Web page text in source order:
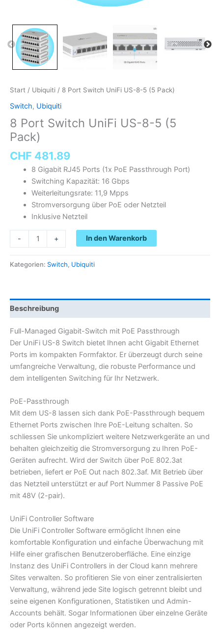
Start / Ubiquiti / 8 Port Switch UniFi US-8-5 (5 Pack)
Switch, Ubiquiti
8 Port Switch UniFi US-8-5 (5
Pack)
CHF 481.89
8 Gigabit RJ45 Ports (1x PoE Passthrough Port)
Switching Kapazität: 16 Gbps
Weiterleitungsrate: 11,9 Mpps
Stromversorgung über PoE oder Netzteil
Inklusive Netzteil
- + In den Warenkorb
Kategorien: Switch, Ubiquiti
Beschreibung
Full-Managed Gigabit-Switch mit PoE Passthrough
Der UniFi US-8 Switch bietet Ihnen acht Gigabit Ethernet
Ports im kompakten Formfaktor. Er überzeugt durch seine
umfangreiche Verwaltung, die robuste Performance und
dem intelligenten Switching für Ihr Netzwerk.
PoE-Passthrough
Mit dem US-8 lassen sich dank PoE-Passthrough bequem
Ethernet Ports zwischen Ihre PoE-Leitung schalten. So
schliessen Sie unkompliziert weitere Netzwerkgeräte an und
behalten gleichzeitig die Stromversorgung zu Ihren PoE-
Geräten aufrecht. Wird der Switch über PoE 802.3at
betrieben, liefert er PoE Out nach 802.3af. Mit Betrieb über
das Netzteil unterstützt er auf Port Nummer 8 Passive PoE
mit 48V (2-pair).
UniFi Controller Software
Die UniFi Controller Software ermöglicht Ihnen eine
komfortable Konfiguration und einfache Überwachung mit
Hilfe einer grafischen Benutzeroberfläche. Eine einzige
Instanz des UniFi Controllers in der Cloud kann mehrere
Sites verwalten. So profitieren Sie von einer zentralisierten
Verwaltung, während jede Site logisch getrennt bleibt und
seine eigenen Konfigurationen, Statistiken und Admin-
Accounts behält. Sogar Informationen über einzelne Geräte
oder Ports können angezeigt werden.